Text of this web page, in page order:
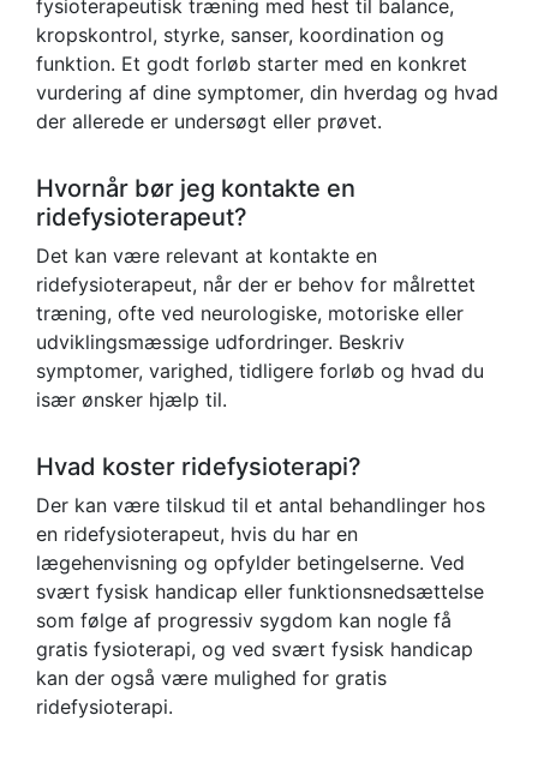
fysioterapeutisk træning med hest til balance,
kropskontrol, styrke, sanser, koordination og
funktion. Et godt forløb starter med en konkret
vurdering af dine symptomer, din hverdag og hvad
der allerede er undersøgt eller prøvet.
Hvornår bør jeg kontakte en
ridefysioterapeut?
Det kan være relevant at kontakte en
ridefysioterapeut, når der er behov for målrettet
træning, ofte ved neurologiske, motoriske eller
udviklingsmæssige udfordringer. Beskriv
symptomer, varighed, tidligere forløb og hvad du
især ønsker hjælp til.
Hvad koster ridefysioterapi?
Der kan være tilskud til et antal behandlinger hos
en ridefysioterapeut, hvis du har en
lægehenvisning og opfylder betingelserne. Ved
svært fysisk handicap eller funktionsnedsættelse
som følge af progressiv sygdom kan nogle få
gratis fysioterapi, og ved svært fysisk handicap
kan der også være mulighed for gratis
ridefysioterapi.